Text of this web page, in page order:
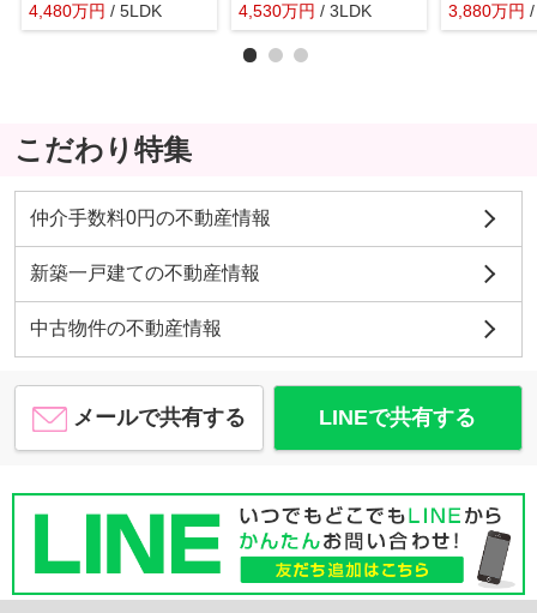
4,480万円 / 5LDK
4,530万円 / 3LDK 3,880万円
こだわり特集
仲介手数料0円の不動産情報
新築一戸建ての不動産情報
中古物件の不動産情報
メールで共有する LINEで共有する